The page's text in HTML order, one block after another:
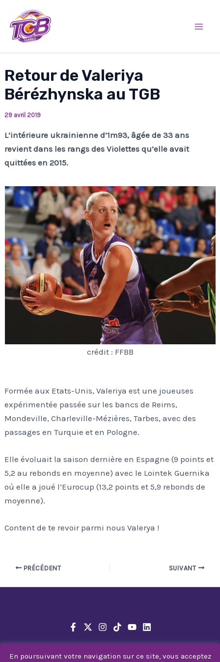
contenu
Retour de Valeriya
Bérézhynska au TGB
29 avril 2019
L’intérieure ukrainienne d’1m93, âgée de 33 ans
revient dans les rangs des Violettes qu’elle avait
quittées en 2015.
crédit : FFBB
Formée aux Etats-Unis, Valeriya est une joueuses
expérimentée passée sur les bancs de Reims,
Mondeville, Charleville-Mézières, Tarbes, avec des
passages en Turquie et en Pologne.
Elle évoluait la saison dernière en Espagne (9 points et
5,2 au rebonds en moyenne) avec le Lointek Guernika
où elle a joué l’Eurocup (13,2 points et 5,9 rebonds de
moyenne).
Content de te revoir parmi nous Valerya !
PRÉCÉDENT SUIVANT
En poursuivant votre navigation sur ce site, vous acceptez